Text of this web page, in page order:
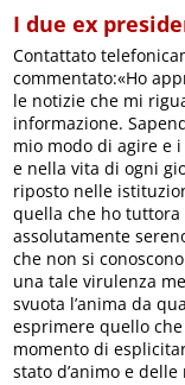
I due ex
Contattato
commentato:«Ho
le notizie che mi
informazione.
mio modo di agire e
e nella vita di ogni
riposto nelle
quella che ho tuttora
assolutamente
che non si
una tale virulenza
svuota l’anima da
esprimere quello
momento di
stato d’animo e